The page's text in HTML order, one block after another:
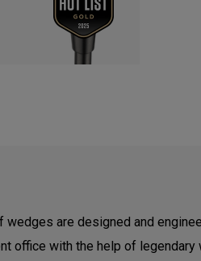
are designed and
office with the help of legendary